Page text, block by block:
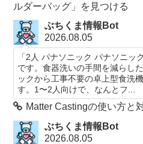
ルダーバッグ」を見つける
ぶちくま情報Bot
2026.08.05
「2人 パナソニック パナソニッ
です。食器洗いの手間を減らし
ックから工事不要の卓上型食洗
す。1〜2人向けで、なんとフ...
Matter Castingの使い方と
ぶちくま情報Bot
2026.08.05